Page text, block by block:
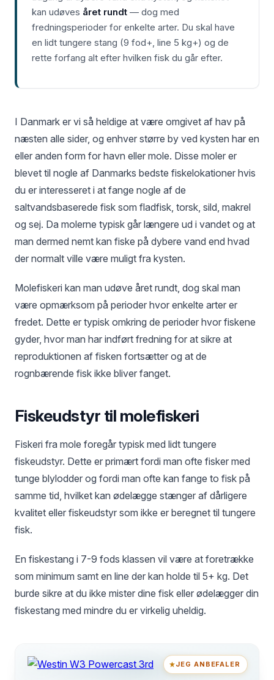
kan udøves året rundt — dog med
fredningsperioder for enkelte arter. Du skal have
en lidt tungere stang (9 fod+, line 5 kg+) og de
rette forfang alt efter hvilken fisk du går efter.
I Danmark er vi så heldige at være omgivet af hav på
næsten alle sider, og enhver større by ved kysten har en
eller anden form for havn eller mole. Disse moler er
blevet til nogle af Danmarks bedste fiskelokationer hvis
du er interesseret i at fange nogle af de
saltvandsbaserede fisk som fladfisk, torsk, sild, makrel
og sej. Da molerne typisk går længere ud i vandet og at
man dermed nemt kan fiske på dybere vand end hvad
der normalt ville være muligt fra kysten.
Molefiskeri kan man udøve året rundt, dog skal man
være opmærksom på perioder hvor enkelte arter er
fredet. Dette er typisk omkring de perioder hvor fiskene
gyder, hvor man har indført fredning for at sikre at
reproduktionen af fisken fortsætter og at de
rognbærende fisk ikke bliver fanget.
Fiskeudstyr til molefiskeri
Fiskeri fra mole foregår typisk med lidt tungere
fiskeudstyr. Dette er primært fordi man ofte fisker med
tunge blylodder og fordi man ofte kan fange to fisk på
samme tid, hvilket kan ødelægge stænger af dårligere
kvalitet eller fiskeudstyr som ikke er beregnet til tungere
fisk.
En fiskestang i 7-9 fods klassen vil være at foretrække
som minimum samt en line der kan holde til 5+ kg. Det
burde sikre at du ikke mister dine fisk eller ødelægger din
fiskestang med mindre du er virkelig uheldig.
JEG ANBEFALER